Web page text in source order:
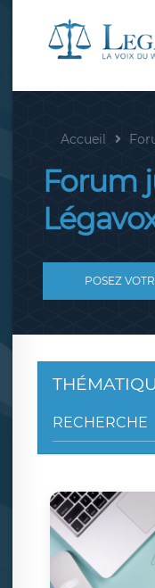
Accueil
Forum
POSEZ